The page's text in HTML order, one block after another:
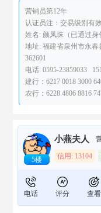
营销员第12年
认证员注：交易级别有
姓名: 颜凤珠（已通过身
地址: 福建省泉州市永
362601
电话: 0595-23859033
建行：6217 0018 3000
农行：6228 4806 8816
5楼
小燕夫人
信用: 13104
电话 评分 查看